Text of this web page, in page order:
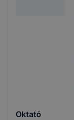
Oktató